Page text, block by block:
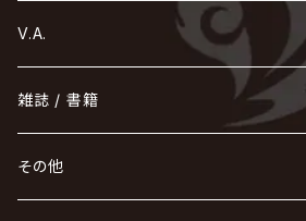
己龍
黒夢
ジグソウ
シド
SPLENDID GOD GIRAFFE
SLAPSLY / CHIYU
逹瑯
DAVID / SUI / 縁
Tourbillon
NEVERLAND
NoGoD
NOCTURNAL BLOODLUST
薔薇の宮殿
Fatüm
BabyKingdom
THE BEETHOVEN
ほ
POIDOL
HOLLOWGRAM
ミスイ
MUCC / ムック
め
メトロノーム
MERRY / メリー
も
THE MORTAL
YUKIYA / 藤田幸也
ユナイト
よ
rice
Rides In ReVellion
り
Leetspeak monsters
Ricky
る
Ruiza
れ
わ
wyse
我が為
V.A.
雑誌 / 書籍
hévn
その他